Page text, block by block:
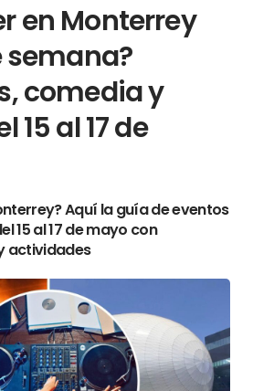
en Monterrey
semana?
comedia y
15 al 17 de
Aquí la guía de eventos
15 al 17 de mayo con
actividades